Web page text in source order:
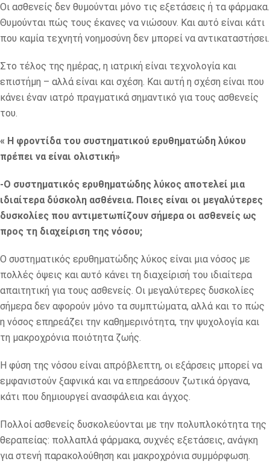
Οι ασθενείς δεν θυμούνται μόνο τις εξετάσεις ή τα φάρμακα.
Θυμούνται πώς τους έκανες να νιώσουν. Και αυτό είναι κάτι
που καμία τεχνητή νοημοσύνη δεν μπορεί να αντικαταστήσει.
Στο τέλος της ημέρας, η ιατρική είναι τεχνολογία και
επιστήμη – αλλά είναι και σχέση. Και αυτή η σχέση είναι που
κάνει έναν ιατρό πραγματικά σημαντικό για τους ασθενείς
του.
« Η φροντίδα του συστηματικού ερυθηματώδη λύκου
πρέπει να είναι ολιστική»
-Ο συστηματικός ερυθηματώδης λύκος αποτελεί μια
ιδιαίτερα δύσκολη ασθένεια. Ποιες είναι οι μεγαλύτερες
δυσκολίες που αντιμετωπίζουν σήμερα οι ασθενείς ως
προς τη διαχείριση της νόσου;
Ο συστηματικός ερυθηματώδης λύκος είναι μια νόσος με
πολλές όψεις και αυτό κάνει τη διαχείρισή του ιδιαίτερα
απαιτητική για τους ασθενείς. Οι μεγαλύτερες δυσκολίες
σήμερα δεν αφορούν μόνο τα συμπτώματα, αλλά και το πώς
η νόσος επηρεάζει την καθημερινότητα, την ψυχολογία και
τη μακροχρόνια ποιότητα ζωής.
Η φύση της νόσου είναι απρόβλεπτη, οι εξάρσεις μπορεί να
εμφανιστούν ξαφνικά και να επηρεάσουν ζωτικά όργανα,
κάτι που δημιουργεί ανασφάλεια και άγχος.
Πολλοί ασθενείς δυσκολεύονται με την πολυπλοκότητα της
θεραπείας: πολλαπλά φάρμακα, συχνές εξετάσεις, ανάγκη
για στενή παρακολούθηση και μακροχρόνια συμμόρφωση.